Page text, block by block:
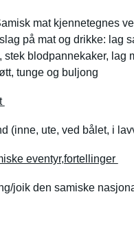
mat kjennetegnes
på mat og drikke: lag
stek blodpannekaker, lag
tunge og buljong
(inne, ute, ved bålet, i
eventyr,fortellinger
joik den samiske